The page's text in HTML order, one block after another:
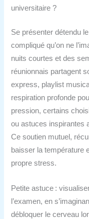
universitaire ?
Se présenter détendu
compliqué qu’on ne
nuits courtes et des
réunionnais partagent
express, playlist
respiration profonde
pression, certains
ou astuces inspirantes
Ce soutien mutuel,
baisser la température
propre stress.
Petite astuce :
l’examen, en
débloquer le cerveau